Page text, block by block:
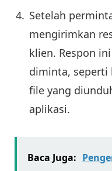
Setelah
mengirimkan
klien. Respon
diminta, seperti
file yang
aplikasi.
Baca Juga: